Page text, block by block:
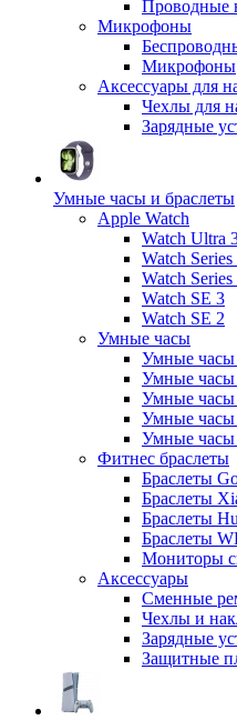
Проводные
Микрофоны
Микрофоны
Аксессуары для
Чехлы для
Зарядные
Умные часы и браслеты
Apple Watch
Watch Ultra
Watch Series
Watch Series
Watch SE 3
Watch SE 2
Умные часы
Умные часы
Умные часы
Умные часы
Умные часы
Умные
Фитнес браслеты
Браслеты
Браслеты
Браслеты
Браслеты
Мониторы
Аксессуары
Сменные
Чехлы и
Зарядные
Защитные